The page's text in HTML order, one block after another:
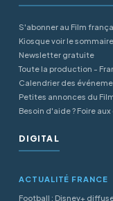
S'abonner au Film
Kiosque voir le sommaire
Newsletter gratuite
Toute la production -
Calendrier des
Petites annonces du
Besoin d'aide ? Foire
DIGITAL
ACTUALITÉ FRANCE
Football : Disney+